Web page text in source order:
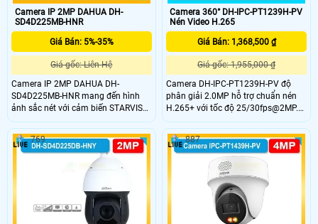
Camera IP 2MP DAHUA DH-
SD4D225MB-HNR
Giá Bán: 5%-35%
Giá gốc: Liên Hệ
Camera IP 2MP DAHUA DH-
SD4D225MB-HNR mang đến hình
ảnh sắc nét với cảm biến STARVIS
CMOS 1/2.8 inch độ phân giải 2MP
tốc độ khung hình 60fps cùng zoom
quang học 25x mạnh mẽ hỗ trợ
Starlight ghi hình rõ trong môi
trường ánh sáng yếu tầm xa hồng
ngoại 100m kết hợp ánh sáng ấm
50m chuẩn chống nước bụi IP67
cùng khả năng chống sét hiệu quả
Camera 360° DH-IPC-PT1239H-PV
Nén Video H.265
Giá Bán: 1,368,500 ₫
Giá gốc: 1,955,000 ₫
Camera DH-IPC-PT1239H-PV độ
phân giải 2.0MP hỗ trợ chuẩn nén
H.265+ với tốc độ 25/30fps@2MP.
Trang bị ống kính 2.8mm, góc nhìn
103°, hồng ngoại 30m và LED ánh
sáng ấm cho hình ảnh có màu ban
đêm. Hỗ trợ quay quét ngang 345°,
dọc 90°, tích hợp mic, đàm thoại 2
chiều.
769 887